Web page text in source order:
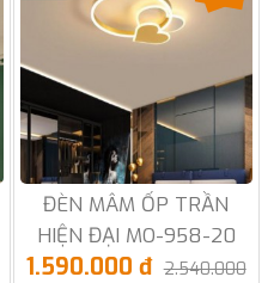
ĐÈN MÂM ỐP TRẦN
HIỆN ĐẠI MO-958-20
1.590.000 đ 2.540.000